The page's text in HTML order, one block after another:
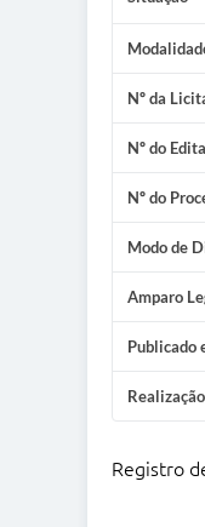
Nº da
Nº do
Nº do
Modo de
Amparo
Publicado
Registro